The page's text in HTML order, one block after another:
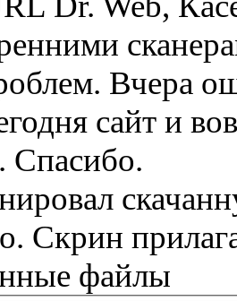
Вчера
сайт и
Спасибо.
Скрин
файлы